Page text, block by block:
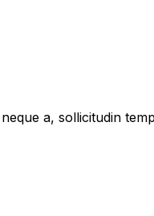
a, sollicitudin